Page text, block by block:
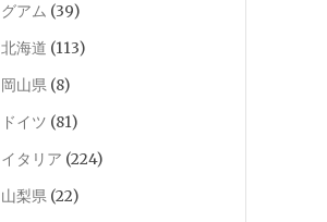
グアム (39)
北海道 (113)
岡山県 (8)
ドイツ (81)
イタリア (224)
山梨県 (22)